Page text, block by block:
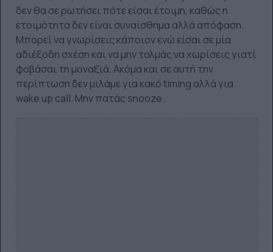
δεν θα σε ρωτήσει πότε είσαι έτοιμη, καθώς η
ετοιμότητα δεν είναι συναίσθημα αλλά απόφαση.
Μπορεί να γνωρίσεις κάποιον ενώ είσαι σε μία
αδιέξοδη σχέση και να μην τολμάς να χωρίσεις γιατί
φοβάσαι τη μοναξιά. Ακόμα και σε αυτή την
περίπτωση δεν μιλάμε για κακό timing αλλά για
wake up call. Μην πατάς snooze.